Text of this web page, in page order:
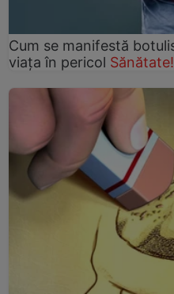
Cum se manifestă
viaţa în pericol Sănătate!